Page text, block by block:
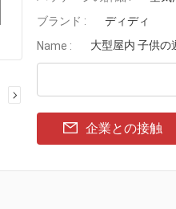
ブランド :
ディディ
Name :
大型屋内 子供の
企業との接触